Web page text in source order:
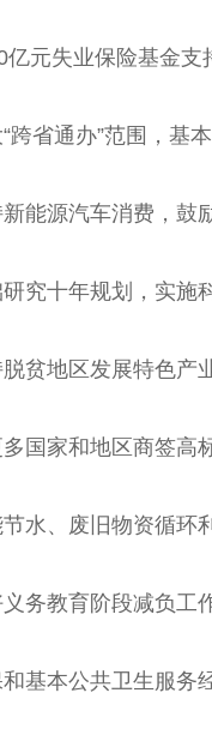
亿元失业保险基金支
跨省通办”范围，基
能源汽车消费，鼓
究十年规划，实施
贫地区发展特色产
国家和地区商签高
水、废旧物资循环
务教育阶段减负工
基本公共卫生服务